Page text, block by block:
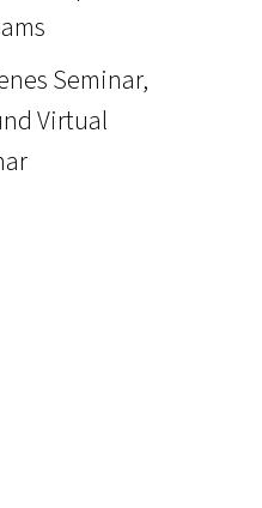
Seminar,
Virtual